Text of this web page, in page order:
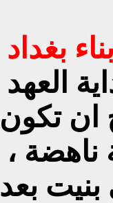
ان تكون
ناهضة ،
بنيت بعد